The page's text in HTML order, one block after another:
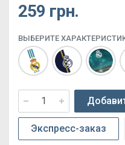
259 грн.
ВЫБЕРИТЕ
Экспресс-заказ